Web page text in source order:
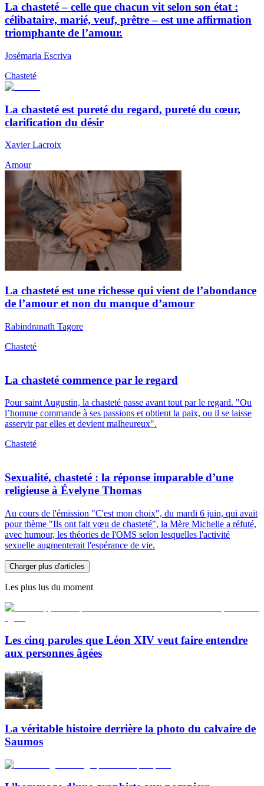
La chasteté – celle que chacun vit selon son état :
célibataire, marié, veuf, prêtre – est une affirmation
triomphante de l’amour.
Josémaria Escriva
Chasteté
La chasteté est pureté du regard, pureté du cœur,
clarification du désir
Xavier Lacroix
Amour
La chasteté est une richesse qui vient de l’abondance
de l’amour et non du manque d’amour
Rabindranath Tagore
Chasteté
La chasteté commence par le regard
Pour saint Augustin, la chasteté passe avant tout par le regard. "Ou
l’homme commande à ses passions et obtient la paix, ou il se laisse
asservir par elles et devient malheureux".
Chasteté
Sexualité, chasteté : la réponse imparable d’une
religieuse à Évelyne Thomas
Au cours de l'émission "C'est mon choix", du mardi 6 juin, qui avait
pour thème "Ils ont fait vœu de chasteté", la Mère Michelle a réfuté,
avec humour, les théories de l'OMS selon lesquelles l'activité
sexuelle augmenterait l'espérance de vie.
Charger plus d'articles
Les plus lus du moment
Les cinq paroles que Léon XIV veut faire entendre
aux personnes âgées
La véritable histoire derrière la photo du calvaire de
Saumos